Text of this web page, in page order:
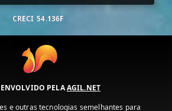
CRECI 54.136F
PELAAGIL.NET
e outras tecnologias semelhantes para